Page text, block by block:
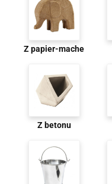
Z papier-mache
Z betonu